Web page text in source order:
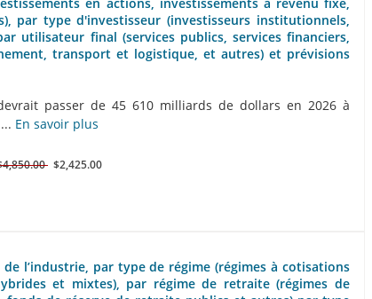
par type d'investisseur (investisseurs institutionnels,
utilisateur final (services publics, services financiers,
transport et logistique, et autres) et prévisions
passer de 45 610 milliards de dollars en 2026 à
En savoir plus
$2,425.00
l’industrie, par type de régime (régimes à cotisations
et mixtes), par régime de retraite (régimes de